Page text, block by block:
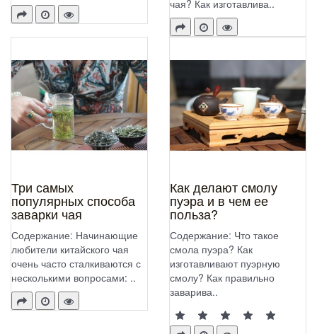
чая? Как изготавлива..
Три самых
популярных способа
заварки чая
Содержание: Начинающие
любители китайского чая
очень часто сталкиваются с
несколькими вопросами: ..
Как делают смолу
пуэра и в чем ее
польза?
Содержание: Что такое
смола пуэра? Как
изготавливают пуэрную
смолу? Как правильно
заварива..